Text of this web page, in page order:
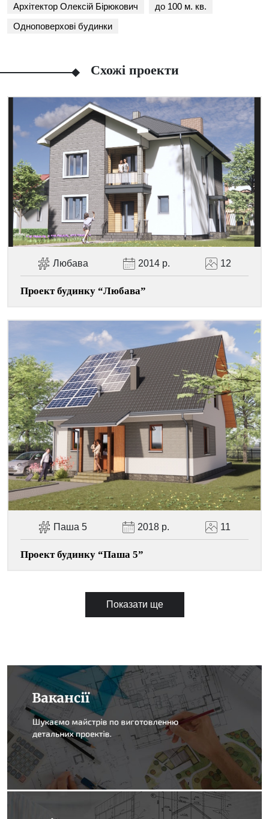
Facebook
ViberTelegramWhatsAppPinterest
Архітектор Олексій Бірюкович
до 100 м. кв.
Одноповерхові будинки
Схожі проекти
Любава 2014 р. 12
Проект будинку “Любава”
Паша 5 2018 р. 11
Проект будинку “Паша 5”
Показати ще